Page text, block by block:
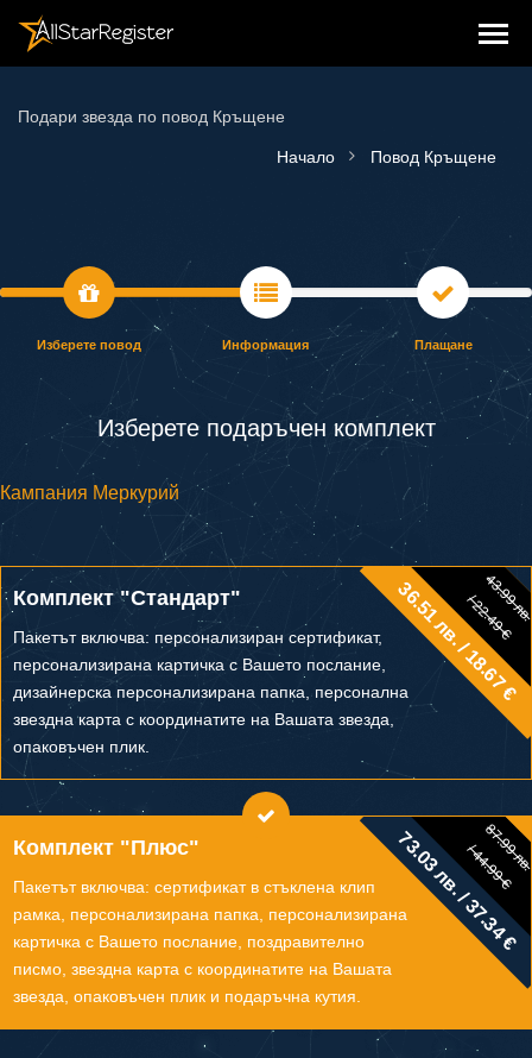
Подари звезда по повод Кръщене
Начало Повод Кръщене
Изберете повод Информация Плащане
Изберете подаръчен комплект
Кампания Меркурий
Комплект "Стандарт" 43.99 лв.
/ 22.49 €
43.99
/ 22.49 €
36.51 лв. / 18.67 €
Пакетът включва: персонализиран сертификат,
персонализирана картичка с Вашето послание,
дизайнерска персонализирана папка, персонална
звездна карта с координатите на Вашата звезда,
опаковъчен плик.
Комплект "Плюс" 87.99 лв.
/ 44.99 €
87.99
/ 44.99 €
73.03 лв. / 37.34 €
Пакетът включва: сертификат в стъклена клип
рамка, персонализирана папка, персонализирана
картичка с Вашето послание, поздравително
писмо, звездна карта с координатите на Вашата
звезда, опаковъчен плик и подаръчна кутия.